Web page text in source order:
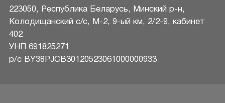
223050, Республика Беларусь, Минский р-н,
Колодищанский с/с, М-2, 9-ый км, 2/2-9, кабинет
402
УНП 691825271
р/c BY38PJCB30120523061000000933